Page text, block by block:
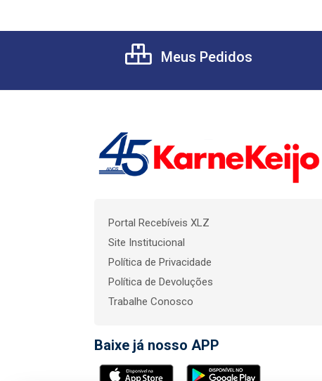
Meus Pedidos
Portal Recebíveis XLZ
Site Institucional
Política de Privacidade
Política de Devoluções
Trabalhe Conosco
Baixe já nosso APP